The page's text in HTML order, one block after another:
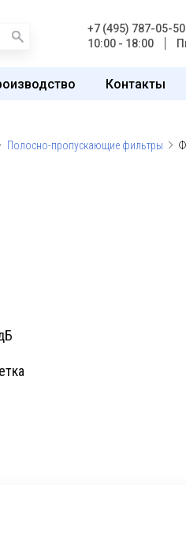
+7 (495) 787-05-50
10:00 - 18:00
Контакты
Полосно-пропускающие фильтры